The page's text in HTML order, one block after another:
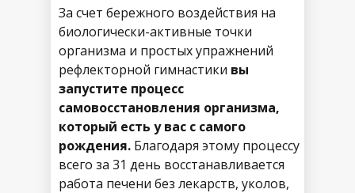
За счет бережного воздействия на
биологически-активные точки
организма и простых упражнений
рефлекторной гимнастики вы
запустите процесс
самовосстановления организма,
который есть у вас с самого
рождения. Благодаря этому процессу
всего за 31 день восстанавливается
работа печени без лекарств, уколов,